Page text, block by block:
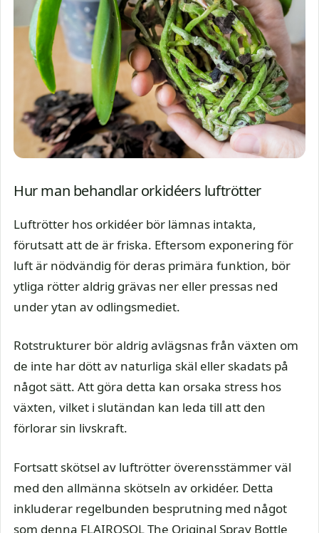
Hur man behandlar orkidéers luftrötter
Luftrötter hos orkidéer bör lämnas intakta,
förutsatt att de är friska. Eftersom exponering för
luft är nödvändig för deras primära funktion, bör
ytliga rötter aldrig grävas ner eller pressas ned
under ytan av odlingsmediet.
Rotstrukturer bör aldrig avlägsnas från växten om
de inte har dött av naturliga skäl eller skadats på
något sätt. Att göra detta kan orsaka stress hos
växten, vilket i slutändan kan leda till att den
förlorar sin livskraft.
Fortsatt skötsel av luftrötter överensstämmer väl
med den allmänna skötseln av orkidéer. Detta
inkluderar regelbunden besprutning med något
som denna FLAIROSOL The Original Spray Bottle